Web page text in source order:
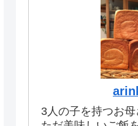
3人の子を持つお母